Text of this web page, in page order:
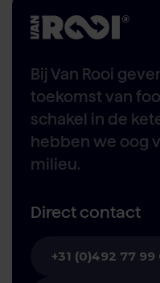
Bij Van Rooi
toekomst van
schakel in de
hebben we oog
milieu.
Direct contact
+31 (0)492 77 99